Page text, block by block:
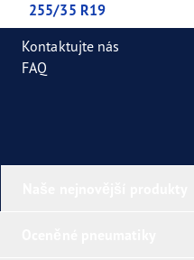
255/35 R19
Kontaktujte nás
FAQ